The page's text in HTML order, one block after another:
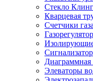
Стекло
Кварцевая
Счетчики
Диаграммная
Элеваторы